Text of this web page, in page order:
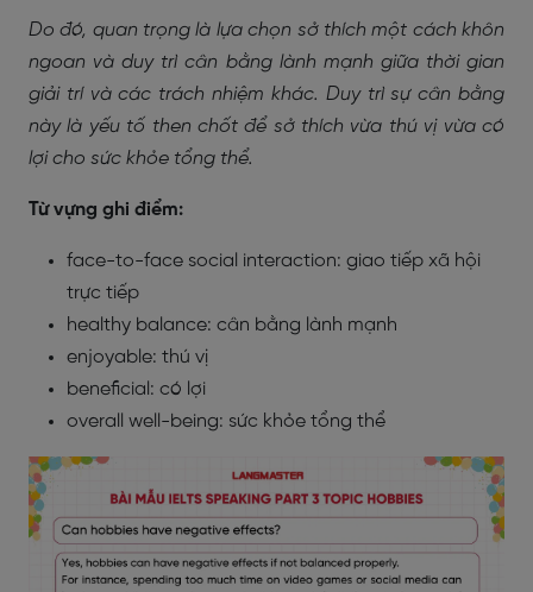
Do đó, quan trọng là lựa chọn sở thích một cách khôn
ngoan và duy trì cân bằng lành mạnh giữa thời gian
giải trí và các trách nhiệm khác. Duy trì sự cân bằng
này là yếu tố then chốt để sở thích vừa thú vị vừa có
lợi cho sức khỏe tổng thể.
Từ vựng ghi điểm:
face-to-face social interaction: giao tiếp xã hội
trực tiếp
healthy balance: cân bằng lành mạnh
enjoyable: thú vị
beneficial: có lợi
overall well-being: sức khỏe tổng thể